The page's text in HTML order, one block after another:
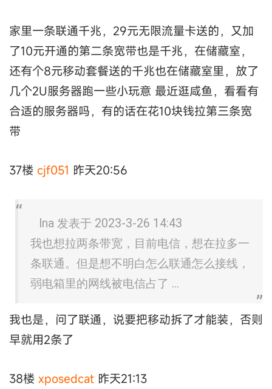
家里一条联通千兆，29元无限流量卡送的，又加
了10元开通的第二条宽带也是千兆，在储藏室，
还有个8元移动套餐送的千兆也在储藏室里，放了
几个2U服务器跑一些小玩意 最近逛咸鱼，看看有
合适的服务器吗，有的话在花10块钱拉第三条宽
带
37楼 cjf051 昨天20:56
lna 发表于 2023-3-26 14:43
我也想拉两条带宽，目前电信，想在拉多一
条联通。但是想不明白怎么联通怎么接线，
弱电箱里的网线被电信占了 ...
我也是，问了联通，说要把移动拆了才能装，否则
早就用2条了
38楼 xposedcat 昨天21:13